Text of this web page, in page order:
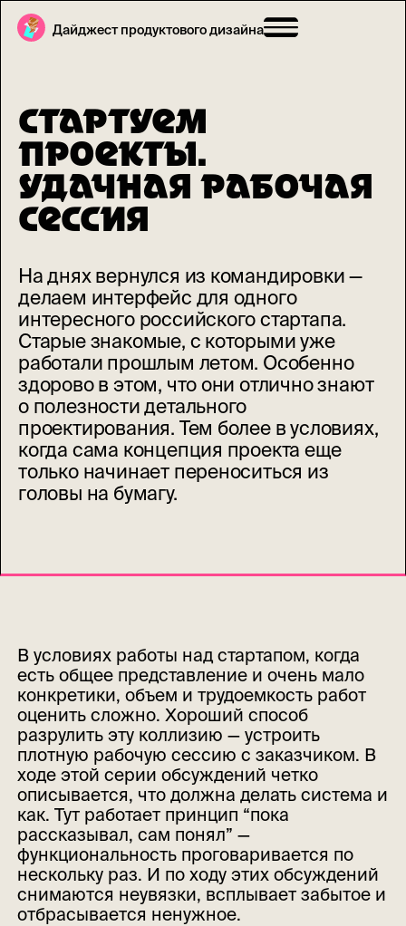
Дайджест продуктового дизайна
СТАРТУЕМ
ПРОЕКТЫ.
УДАЧНАЯ РАБОЧАЯ
СЕССИЯ
На днях вернулся из командировки —
делаем интерфейс для одного
интересного российского стартапа.
Старые знакомые, с которыми уже
работали прошлым летом. Особенно
здорово в этом, что они отлично знают
о полезности детального
проектирования. Тем более в условиях,
когда сама концепция проекта еще
только начинает переноситься из
головы на бумагу.
В условиях работы над стартапом, когда
есть общее представление и очень мало
конкретики, объем и трудоемкость работ
оценить сложно. Хороший способ
разрулить эту коллизию — устроить
плотную рабочую сессию с заказчиком. В
ходе этой серии обсуждений четко
описывается, что должна делать система и
как. Тут работает принцип “пока
рассказывал, сам понял” —
функциональность проговаривается по
нескольку раз. И по ходу этих обсуждений
снимаются неувязки, всплывает забытое и
отбрасывается ненужное.